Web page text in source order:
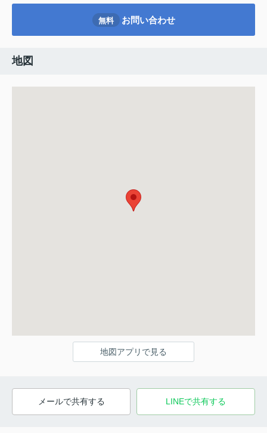
無料 お問い合わせ
地図
地図アプリで見る
メールで共有する LINEで共有する